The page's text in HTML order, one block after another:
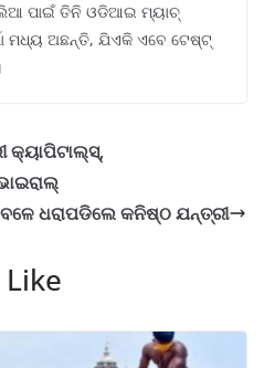
ପାଇଁ ତିନି ଓଡିଆଇ ମ୍ୟାଚ୍
ମଧ୍ୟ ଅଛନ୍ତି, ଯିଏକି ଏବେ ଟେଷ୍ଟ୍
କ୍ୟାପିଟାଲ୍ସ୍,
ଧରାପଡିଲେ କନିଷ୍ଠ ଯନ୍ତ୍ରୀ